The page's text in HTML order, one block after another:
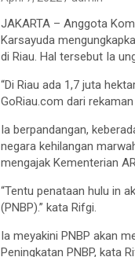
JAKARTA – Anggota
Karsayuda
di Riau. Hal tersebut Ia
“Di Riau ada 1,7 juta
GoRiau.com dari
Ia berpandangan,
negara kehilangan
mengajak Kementerian
“Tentu penataan hulu in
(PNBP).” kata Rifgi.
Ia meyakini PNBP akan
Peningkatan PNBP, kata